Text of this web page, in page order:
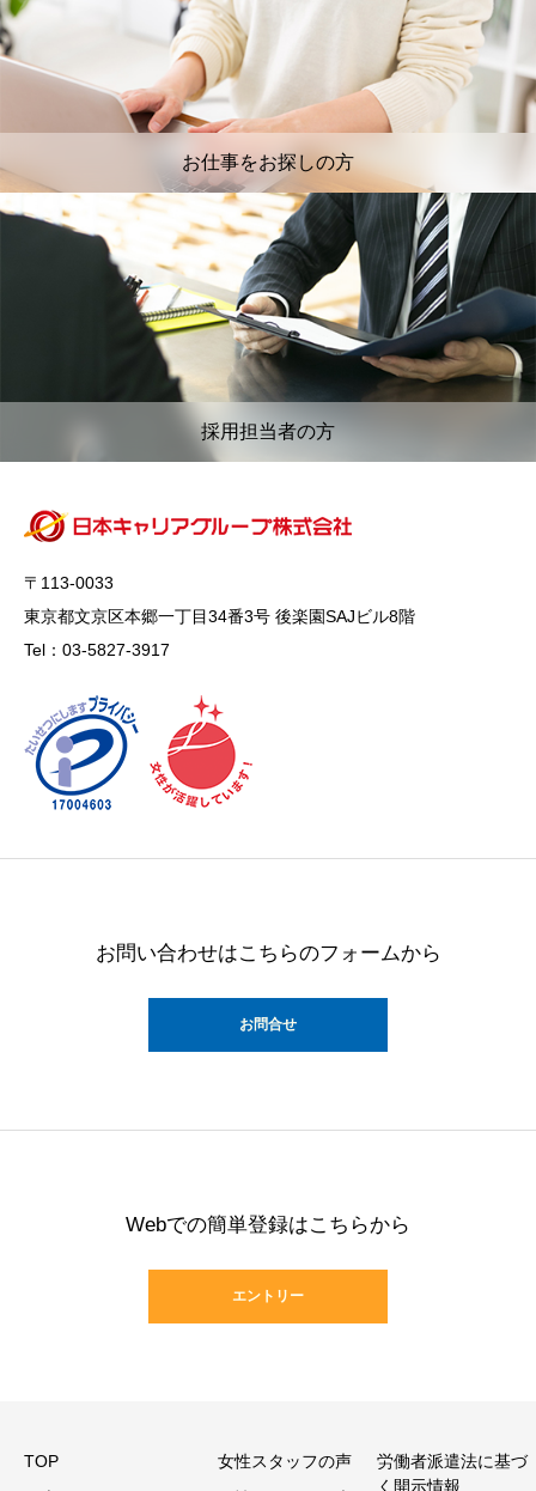
お仕事をお探しの方
採用担当者の方
〒113-0033
東京都文京区本郷一丁目34番3号 後楽園SAJビル8階
Tel：03-5827-3917
お問い合わせはこちらのフォームから
お問合せ
Webでの簡単登録はこちらから
エントリー
TOP
女性スタッフの声
労働者派遣法に基づ
く開示情報